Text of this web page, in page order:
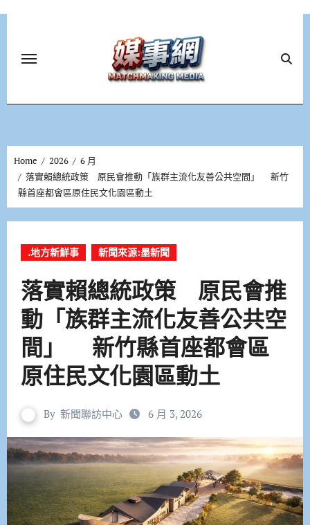
Home 2026
6 月
落實賴總統政策 原民會推動「族群主流化友善公共空間」 新竹
縣首座都會區原住民文化園區動土
.地方新鮮事 新聞來源:墨新聞
落實賴總統政策 原民會推
動「族群主流化友善公共空
間」 新竹縣首座都會區
原住民文化園區動土
By 新聞聯訪中心 6 月 3, 2026